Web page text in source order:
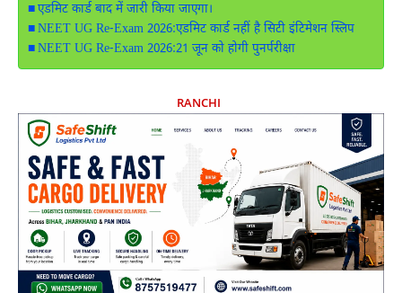
एडमिट कार्ड बाद में जारी किया जाएगा।
NEET UG Re-Exam 2026:एडमिट कार्ड नहीं है सिटी इंटिमेशन स्लिप
NEET UG Re-Exam 2026:21 जून को होगी पुनर्परीक्षा
RANCHI